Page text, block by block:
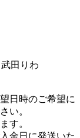
田りわ
日時のご希望に
い。
す。
金日に発送いた